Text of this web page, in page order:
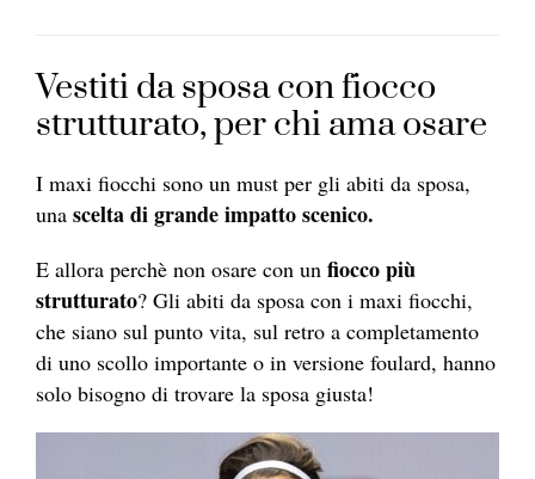
Vestiti da sposa con fiocco
strutturato, per chi ama osare
I maxi fiocchi sono un must per gli abiti da sposa,
una scelta di grande impatto scenico.
E allora perchè non osare con un fiocco più
strutturato? Gli abiti da sposa con i maxi fiocchi,
che siano sul punto vita, sul retro a completamento
di uno scollo importante o in versione foulard, hanno
solo bisogno di trovare la sposa giusta!